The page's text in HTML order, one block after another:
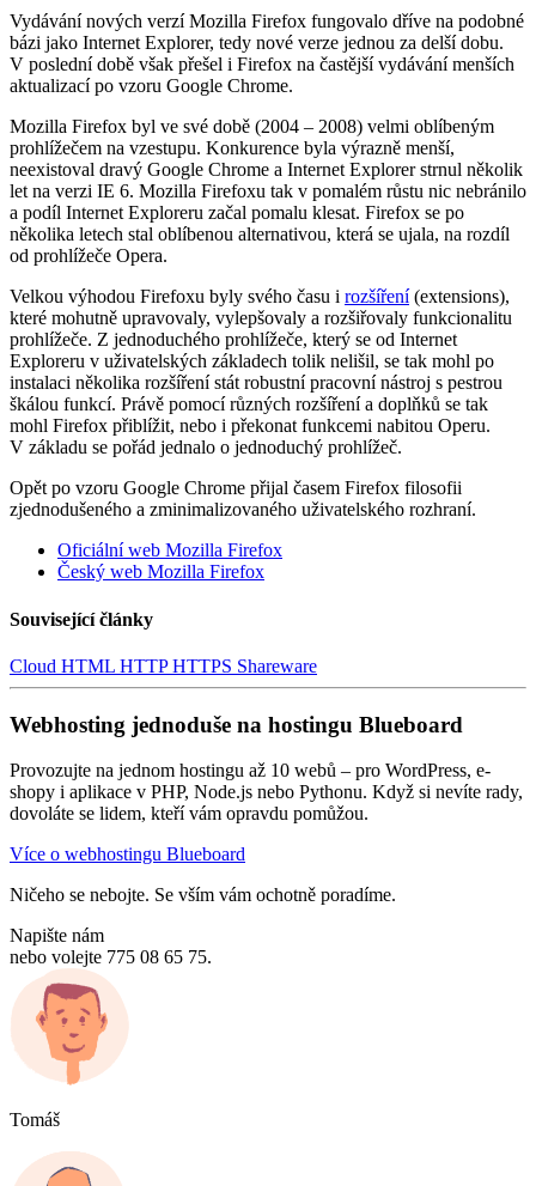
Vydávání nových verzí Mozilla Firefox fungovalo dříve na podobné
bázi jako Internet Explorer, tedy nové verze jednou za delší dobu.
V poslední době však přešel i Firefox na častější vydávání menších
aktualizací po vzoru Google Chrome.
Mozilla Firefox byl ve své době (2004 – 2008) velmi oblíbeným
prohlížečem na vzestupu. Konkurence byla výrazně menší,
neexistoval dravý Google Chrome a Internet Explorer strnul několik
let na verzi IE 6. Mozilla Firefoxu tak v pomalém růstu nic nebránilo
a podíl Internet Exploreru začal pomalu klesat. Firefox se po
několika letech stal oblíbenou alternativou, která se ujala, na rozdíl
od prohlížeče Opera.
Velkou výhodou Firefoxu byly svého času i rozšíření (extensions),
které mohutně upravovaly, vylepšovaly a rozšiřovaly funkcionalitu
prohlížeče. Z jednoduchého prohlížeče, který se od Internet
Exploreru v uživatelských základech tolik nelišil, se tak mohl po
instalaci několika rozšíření stát robustní pracovní nástroj s pestrou
škálou funkcí. Právě pomocí různých rozšíření a doplňků se tak
mohl Firefox přiblížit, nebo i překonat funkcemi nabitou Operu.
V základu se pořád jednalo o jednoduchý prohlížeč.
Opět po vzoru Google Chrome přijal časem Firefox filosofii
zjednodušeného a zminimalizovaného uživatelského rozhraní.
Oficiální web Mozilla Firefox
Český web Mozilla Firefox
Související články
Cloud HTML HTTPHTTPS Shareware
Webhosting jednoduše na hostingu Blueboard
Provozujte na jednom hostingu až 10 webů – pro WordPress, e-
shopy i aplikace v PHP, Node.js nebo Pythonu. Když si nevíte rady,
dovoláte se lidem, kteří vám opravdu pomůžou.
Více o webhostingu Blueboard
Ničeho se nebojte. Se vším vám ochotně poradíme.
Napište nám
nebo volejte 775 08 65 75.
Tomáš